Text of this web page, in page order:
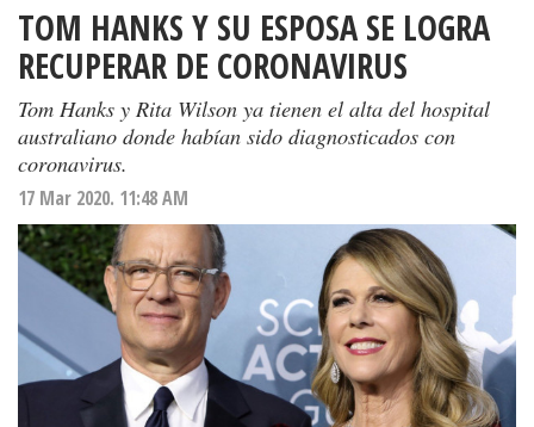
TOM HANKS Y SU ESPOSA SE LOGRA
RECUPERAR DE CORONAVIRUS
Tom Hanks y Rita Wilson ya tienen el alta del hospital
australiano donde habían sido diagnosticados con
coronavirus.
17 Mar 2020. 11:48 AM